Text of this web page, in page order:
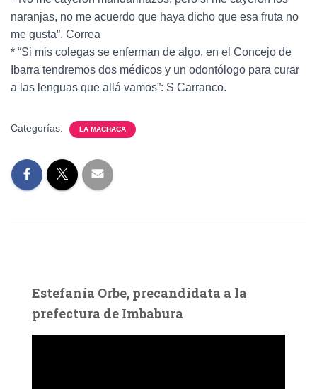
naranjas, no me acuerdo que haya dicho que esa fruta no
me gusta”. Correa
* “Si mis colegas se enferman de algo, en el Concejo de
Ibarra tendremos dos médicos y un odontólogo para curar
a las lenguas que allá vamos”: S Carranco.
Categorías: LA MACHACA
Estefanía Orbe, precandidata a la
prefectura de Imbabura